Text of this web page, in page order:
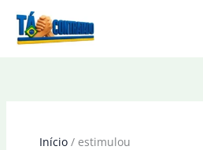
Início estimulou